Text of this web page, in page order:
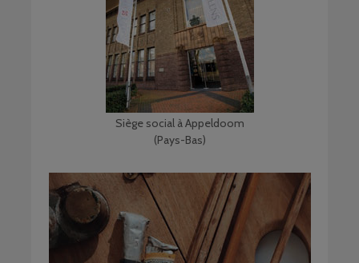
Siège social à Appeldoom
(Pays-Bas)